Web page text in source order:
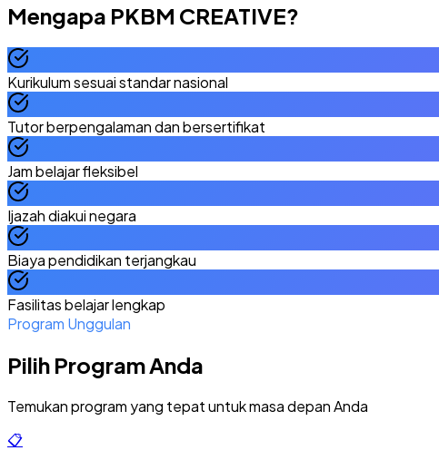
Mengapa PKBM CREATIVE?
Kurikulum sesuai standar nasional
Tutor berpengalaman dan bersertifikat
Jam belajar fleksibel
Ijazah diakui negara
Biaya pendidikan terjangkau
Fasilitas belajar lengkap
Program Unggulan
Pilih Program Anda
Temukan program yang tepat untuk masa depan Anda
📋